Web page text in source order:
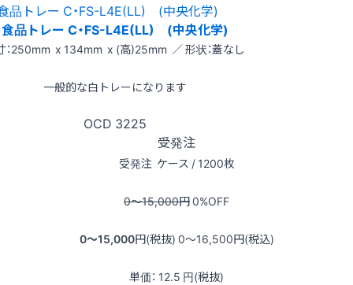
食品トレー C・FS-L4E(LL) (中央化学)
：250mm x 134mm x (高)25mm ／ 形状：蓋なし
一般的な白トレーになります
OCD 3225
受発注
受発注 ケース / 1200枚
0〜15,000円0%OFF
0〜15,000円(税抜) 0〜16,500円(税込)
単価： 12.5 円(税抜)